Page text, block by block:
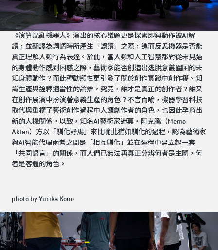
《演算混亂機器人》演出的核心議題更是探索即興動作被AI解
讀，並翻譯為詞語時所產生「誤讀」之際，進而反思機器是否能
真正理解人類行為表達。於此，當人類和人工智慧都對從未見過
的身體動作感到困惑之際，藝術家能否創造出逃脫意義圍困的未
知身體動作？而此種動態性更引發了關於創作實踐中創作權、知
識生產與詮釋適當性的論辯。究竟，誰才是真正的創作者？誰又
在創作展演中扮演著意義生產的角色？不言而喻，機器學習科技
取代與重構了藝術創作過程中人類創作者的角色，也因此孕育出
新的人機關係。以致，知名AI藝術家迷莫・阿克騰（Memo
Akten）方以「馴化野馬」來比喻此猶如馴化的過程，認為藝術家
與AI智能代理兩者之間是「相互馴化」並在過程中建立起一套
「共同語言」的關係，而人們已無法再真正分辨何者是主體，何
者是客體的角色。
photo by Yurika Kono